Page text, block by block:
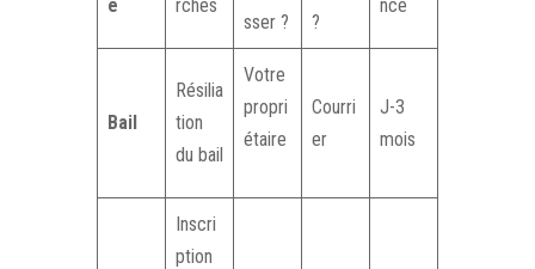
é
rches
sser ?
?
nce
Bail
Résilia
tion
du bail
Votre
propri
étaire
Courri
er
J-3
mois
Inscri
ption